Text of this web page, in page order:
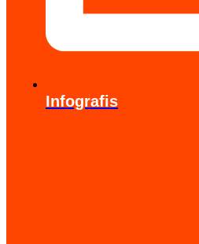
Infografis